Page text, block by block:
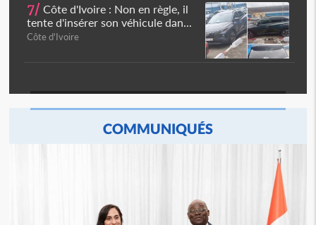
7/ Côte d'Ivoire : Non en règle, il
tente d'insérer son véhicule dan...
Côte d'Ivoire
COMMUNIQUÉS